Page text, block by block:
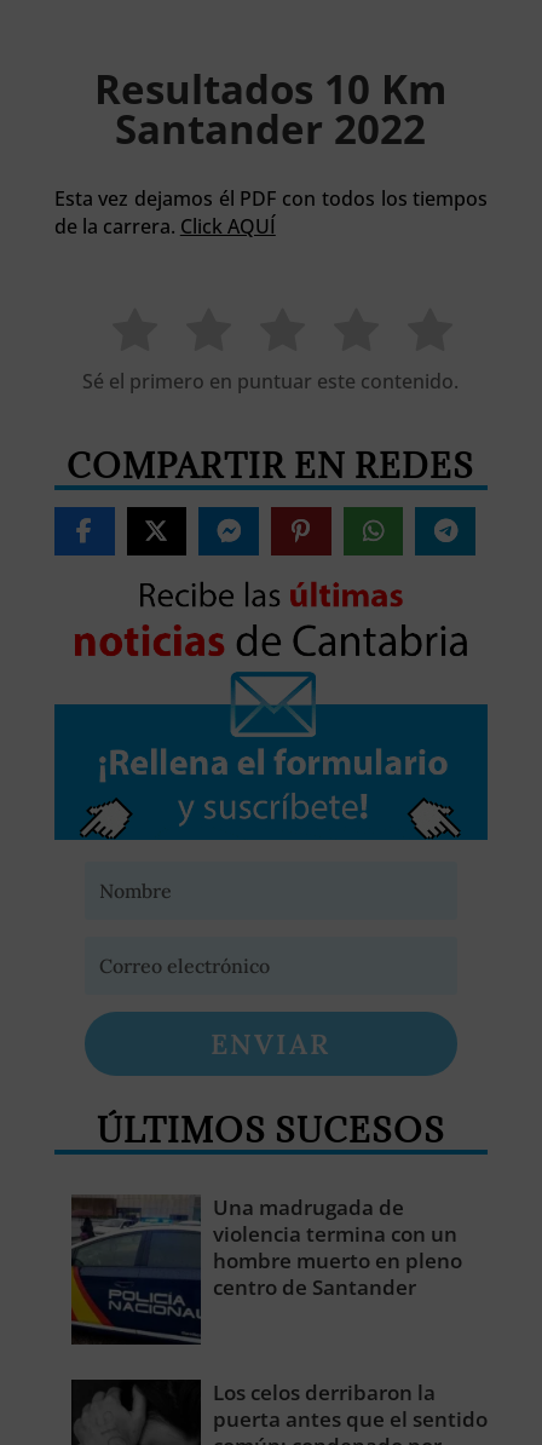
Resultados 10 Km
Santander 2022
Esta vez dejamos él PDF con todos los tiempos
de la carrera. Click AQUÍ
Sé el primero en puntuar este contenido.
COMPARTIR EN REDES
ENVIAR
ÚLTIMOS SUCESOS
Una madrugada de
violencia termina con un
hombre muerto en pleno
centro de Santander
Los celos derribaron la
puerta antes que el sentido